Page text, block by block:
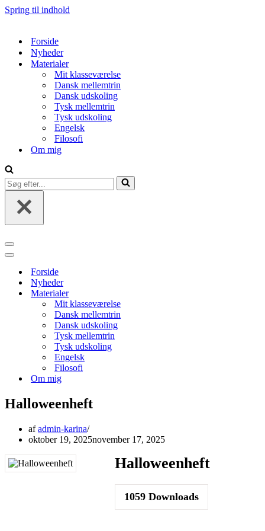
Spring til indhold
Forside
Nyheder
Materialer
Mit klasseværelse
Dansk mellemtrin
Dansk udskoling
Tysk mellemtrin
Tysk udskoling
Engelsk
Filosofi
Om mig
Søg
efter...
Navigation
menu
Navigation
Forside
Nyheder
Materialer
Mit klasseværelse
Dansk mellemtrin
Dansk udskoling
Tysk mellemtrin
Tysk udskoling
Engelsk
Filosofi
Om mig
Halloweenheft
afadmin-karina
oktober 19, 2025november 17, 2025
Halloweenheft
1059Downloads